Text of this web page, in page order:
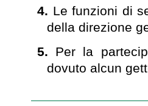
4. Le funzioni di
della direzione
5. Per la
dovuto alcun